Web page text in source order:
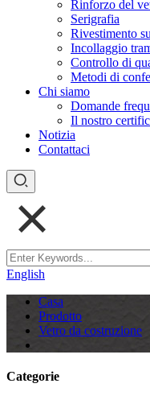
Rinforzo del
Serigrafia
Rivestimento
Incollaggio
Controllo di
Metodi di
Chi siamo
Domande
Il nostro
Notizia
Contattaci
English
Casa
Prodotto
Vetro da costruzione
Categorie